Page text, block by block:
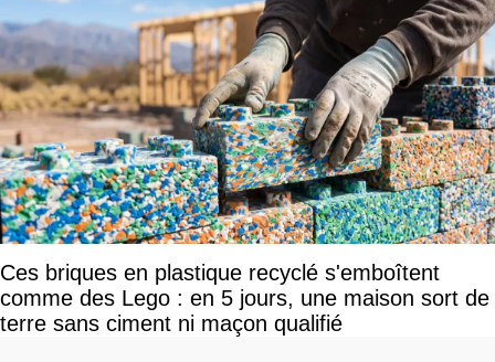
Ces briques en plastique recyclé s'emboîtent
comme des Lego : en 5 jours, une maison sort de
terre sans ciment ni maçon qualifié